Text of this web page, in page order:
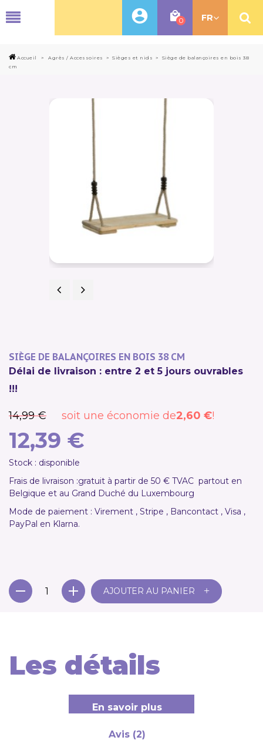
0 FR
Accueil > Agrès / Accessoires > Sièges et nids >
Siège de balançoires en bois 38
cm
SIÈGE DE BALANÇOIRES EN BOIS 38 CM
Délai de livraison : entre 2 et 5 jours ouvrables
!!!
14,99 € soit une économie de2,60 €!
12,39 €
Stock : disponible
Frais de livraison :gratuit à partir de 50 € TVAC partout en
Belgique et au Grand Duché du Luxembourg
Mode de paiement : Virement , Stripe , Bancontact , Visa ,
PayPal en Klarna.
AJOUTER AU PANIER +
Les détails
En savoir plus
Avis (2)